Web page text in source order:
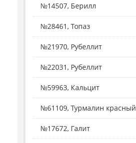
№14507, Берилл
№28461, Топаз
№21970, Рубеллит
№22031, Рубеллит
№59963, Кальцит
№61109, Турмалин красный
№17672, Галит